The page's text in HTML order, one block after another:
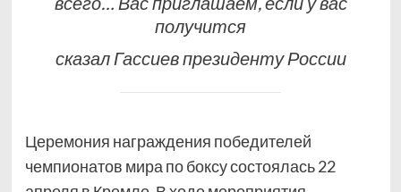
получится
сказал Гассиев президенту России
Церемония награждения победителей
чемпионатов мира по боксу состоялась 22